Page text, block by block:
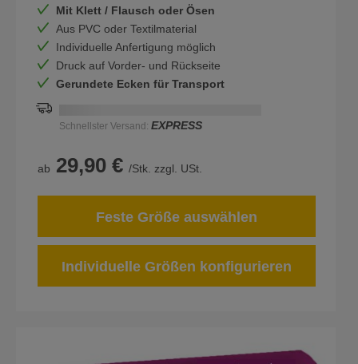
Mit Klett / Flausch oder Ösen
Aus PVC oder Textilmaterial
Individuelle Anfertigung möglich
Druck auf Vorder- und Rückseite
Gerundete Ecken für Transport
Schnellster Versand: EXPRESS
ab 29,90 € /Stk. zzgl. USt.
Feste Größe auswählen
Individuelle Größen konfigurieren